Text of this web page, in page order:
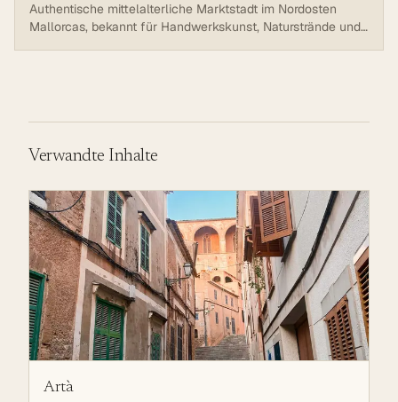
Authentische mittelalterliche Marktstadt im Nordosten
Mallorcas, bekannt für Handwerkskunst, Naturstrände und
Verwandte Inhalte
Artà